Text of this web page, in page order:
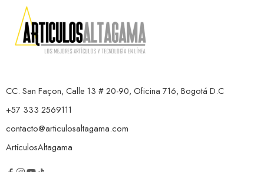
CC. San Façon, Calle 13 # 20-90, Oficina 716, Bogotá D.C
+57 333 2569111
contacto@articulosaltagama.com
ArtículosAltagama